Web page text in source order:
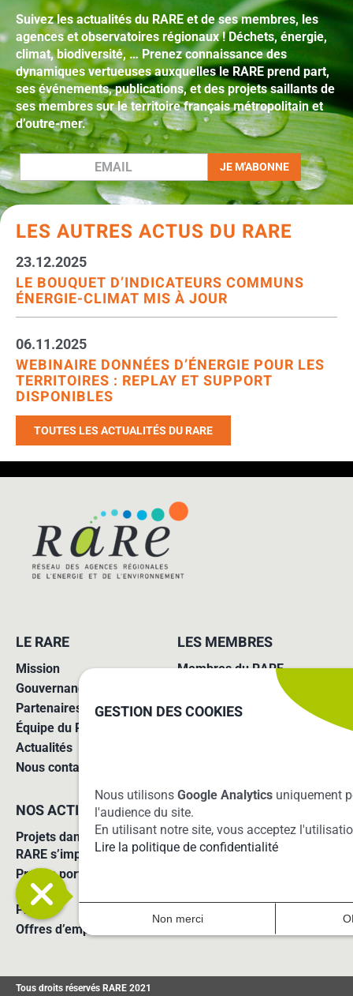
Suivez les actualités du RARE et de ses membres, les
agences et observatoires régionaux ! Déchets, énergie,
climat, biodiversité, … Prenez connaissance des
dynamiques vertueuses auxquelles le RARE prend part,
ses événements, publications, et des projets saillants de
ses membres sur le territoire français métropolitain et
d’outre-mer.
LES AUTRES ACTUS DU RARE
LE BOUQUET D’INDICATEURS COMMUNS
ÉNERGIE-CLIMAT MIS À JOUR
23.12.2025
WEBINAIRE DONNÉES D’ÉNERGIE POUR LES
TERRITOIRES : REPLAY ET SUPPORT
DISPONIBLES
06.11.2025
TOUTES LES ACTUALITÉS DU RARE
LE RARE
Mission
Gouvernance
Partenaires
Équipe du RARE
Actualités
Nous contacter
LES MEMBRES
Membres du RARE
Missions des agences
Adhérer au réseau
NOS ACTIONS
Projets dans lesquels le
RARE s’implique
Projets portés par le RARE
Presse
Offres d’emploi
SUIVRE ET RELAYER
Tous droits réservés RARE 2021
GESTION DES COOKIES
Nous utilisons Google Analytics uniquement
l'audience du site.
En utilisant notre site, vous acceptez
Lire la politique de confidentialité
Non merci